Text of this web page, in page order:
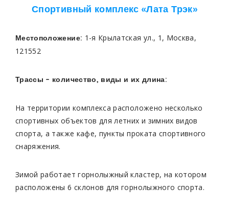
Спортивный комплекс «Лата Трэк»
Местоположение: 1-я Крылатская ул., 1, Москва,
121552
Трассы – количество, виды и их длина:
На территории комплекса расположено несколько
спортивных объектов для летних и зимних видов
спорта, а также кафе, пункты проката спортивного
снаряжения.
Зимой работает горнолыжный кластер, на котором
расположены 6 склонов для горнолыжного спорта.